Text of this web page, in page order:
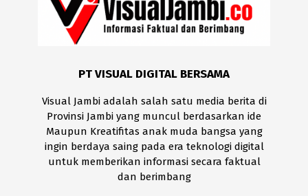
PT VISUAL DIGITAL BERSAMA
Visual Jambi adalah salah satu media berita di
Provinsi Jambi yang muncul berdasarkan ide
Maupun Kreatifitas anak muda bangsa yang
ingin berdaya saing pada era teknologi digital
untuk memberikan informasi secara faktual
dan berimbang